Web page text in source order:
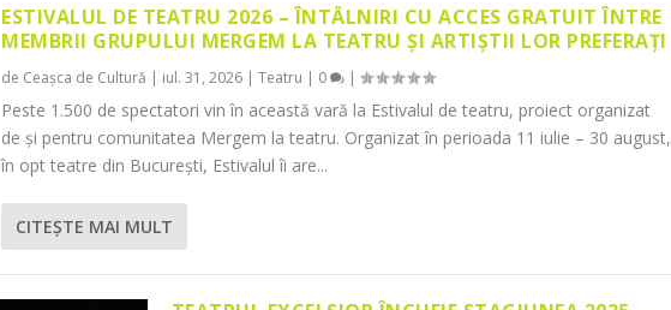
ESTIVALUL DE TEATRU 2026 – ÎNTÂLNIRI CU ACCES GRATUIT ÎNTRE
MEMBRII GRUPULUI MERGEM LA TEATRU ȘI ARTIȘTII LOR PREFERAȚI
de Ceașca de Cultură | iul. 31, 2026 |Teatru | 0 |
Peste 1.500 de spectatori vin în această vară la Estivalul de teatru, proiect organizat
de și pentru comunitatea Mergem la teatru. Organizat în perioada 11 iulie – 30 august,
în opt teatre din București, Estivalul îi are...
CITEŞTE MAI MULT